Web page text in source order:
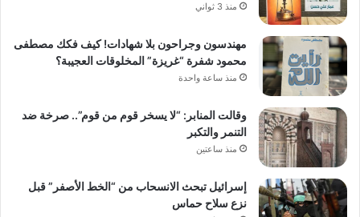
منذ 3 ثواني
مهندسون وجراحون بلا شهادات! كيف فكك مصطفى
محمود شفرة “غريزة” المخلوقات العجيبة؟
منذ ساعة واحدة
وقالت المنابر: “لا يسخر قوم من قوم”.. صرخة ضد
التنمر والتكبر
منذ ساعتين
إسرائيل تبحث الانسحاب من “الخط الأصفر” قبل
نزع سلاح حماس